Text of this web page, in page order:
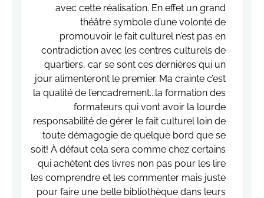
avec cette réalisation. En effet un grand
théâtre symbole d’une volonté de
promouvoir le fait culturel n’est pas en
contradiction avec les centres culturels de
quartiers, car se sont ces dernières qui un
jour alimenteront le premier. Ma crainte c’est
la qualité de l’encadrement...la formation des
formateurs qui vont avoir la lourde
responsabilité de gérer le fait culturel loin de
toute démagogie de quelque bord que se
soit! À défaut cela sera comme chez certains
qui achètent des livres non pas pour les lire
les comprendre et les commenter mais juste
pour faire une belle bibliothèque dans leurs